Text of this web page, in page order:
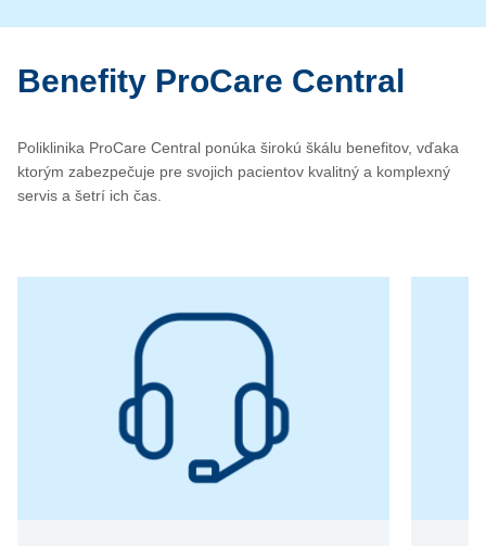
Benefity ProCare Central
Poliklinika ProCare Central ponúka širokú škálu benefitov, vďaka
ktorým zabezpečuje pre svojich pacientov kvalitný a komplexný
servis a šetrí ich čas.